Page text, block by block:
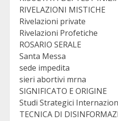
RIVELAZIONI MISTICHE
Rivelazioni private
Rivelazioni Profetiche
ROSARIO SERALE
Santa Messa
sede impedita
sieri abortivi mrna
SIGNIFICATO E ORIGINE
Studi Strategici
TECNICA DI